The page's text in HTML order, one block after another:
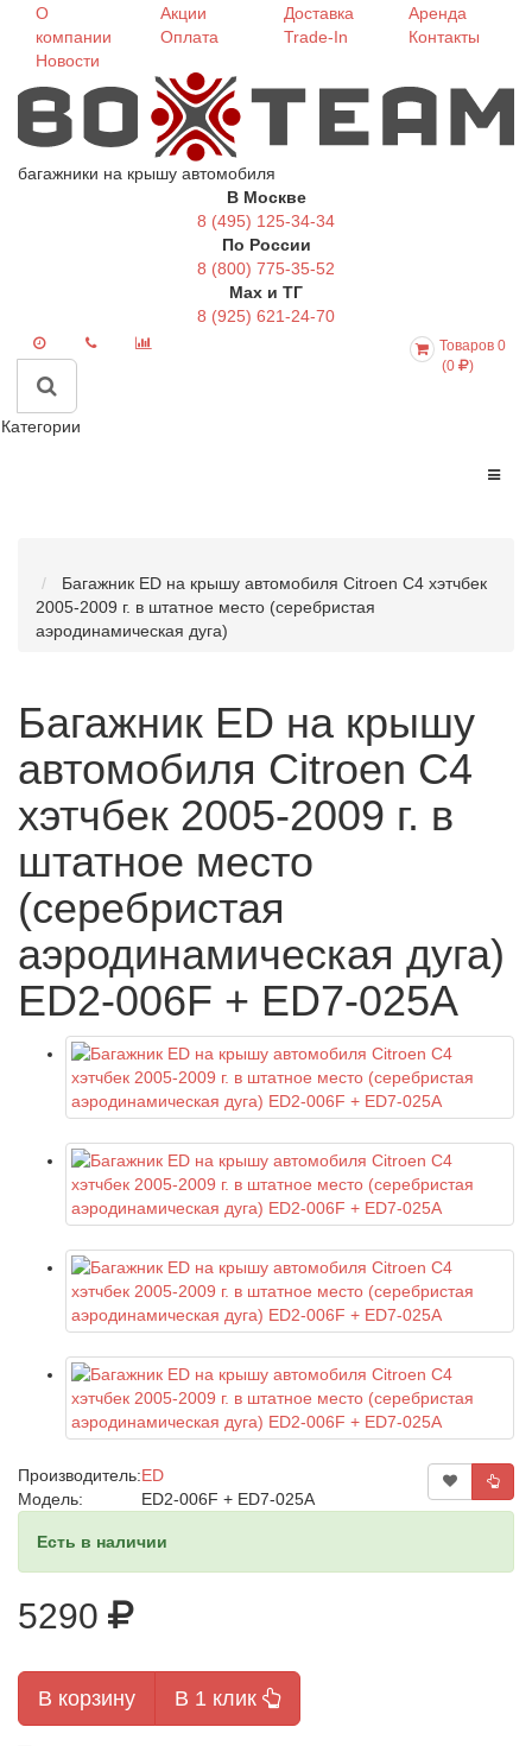
О
компании
Новости
Акции
Оплата
Доставка
Trade-In
Аренда
Контакты
багажники на крышу автомобиля
В Москве
8 (495) 125-34-34
По России
8 (800) 775-35-52
Max и ТГ
8 (925) 621-24-70
Товаров 0
(0
)
Категории
Багажник ED на крышу автомобиля Citroen C4 хэтчбек
2005-2009 г. в штатное место (серебристая
аэродинамическая дуга)
Багажник ED на крышу
автомобиля Citroen C4
хэтчбек 2005-2009 г. в
штатное место
(серебристая
аэродинамическая дуга)
ED2-006F + ED7-025A
Производитель:ED
Модель:
ED2-006F + ED7-025A
Есть в наличии
5290
В корзину В 1 клик